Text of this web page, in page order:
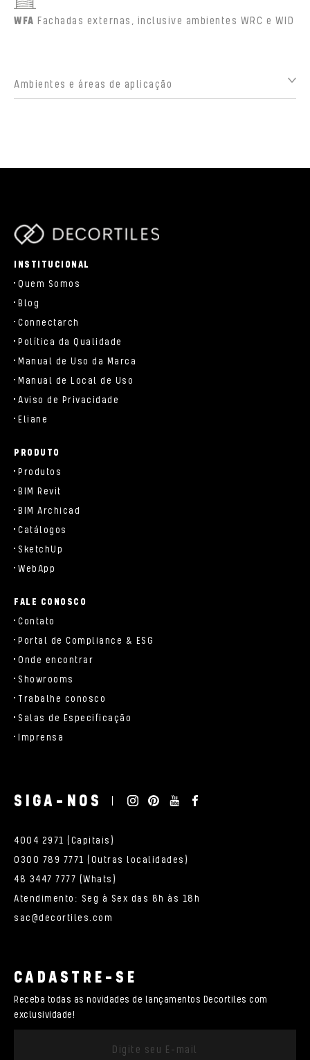
WFA Fachadas externas, inclusive ambientes WRC e WID
Ambientes e áreas de aplicação
INSTITUCIONAL
Quem Somos
Blog
Connectarch
Política da Qualidade
Manual de Uso da Marca
Manual de Local de Uso
Aviso de Privacidade
Eliane
PRODUTO
Produtos
BIM Revit
BIM Archicad
Catálogos
SketchUp
WebApp
FALE CONOSCO
Contato
Portal de Compliance & ESG
Onde encontrar
Showrooms
Trabalhe conosco
Salas de Especificação
Imprensa
SIGA-NOS
4004 2971 (Capitais)
0300 789 7771 (Outras localidades)
48 3447 7777 (Whats)
Atendimento: Seg à Sex das 8h às 18h
sac@decortiles.com
CADASTRE-SE
Receba todas as novidades de lançamentos Decortiles com
exclusividade!